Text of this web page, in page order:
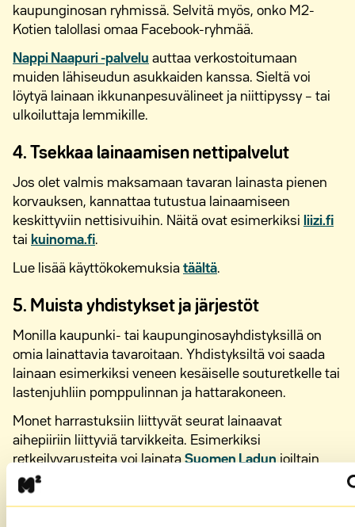
kaupunginosan ryhmissä. Selvitä myös, onko M2-
Kotien talollasi omaa Facebook-ryhmää.
Nappi Naapuri -palvelu auttaa verkostoitumaan
muiden lähiseudun asukkaiden kanssa. Sieltä voi
löytyä lainaan ikkunanpesuvälineet ja niittipyssy – tai
ulkoiluttaja lemmikille.
4. Tsekkaa lainaamisen nettipalvelut
Jos olet valmis maksamaan tavaran lainasta pienen
korvauksen, kannattaa tutustua lainaamiseen
keskittyviin nettisivuihin. Näitä ovat esimerkiksi liizi.fi
tai kuinoma.fi.
Lue lisää käyttökokemuksia täältä.
5. Muista yhdistykset ja järjestöt
Monilla kaupunki- tai kaupunginosayhdistyksillä on
omia lainattavia tavaroitaan. Yhdistyksiltä voi saada
lainaan esimerkiksi veneen kesäiselle souturetkelle tai
lastenjuhliin pomppulinnan ja hattarakoneen.
Monet harrastuksiin liittyvät seurat lainaavat
aihepiiriin liittyviä tarvikkeita. Esimerkiksi
retkeilyvarusteita voi lainataSuomen Ladunjoiltain
jäsenyhdistyksiltä tai soittoharrastuksen aloittavalle
lapselle voi lainata huilun musiikkiopistolta.